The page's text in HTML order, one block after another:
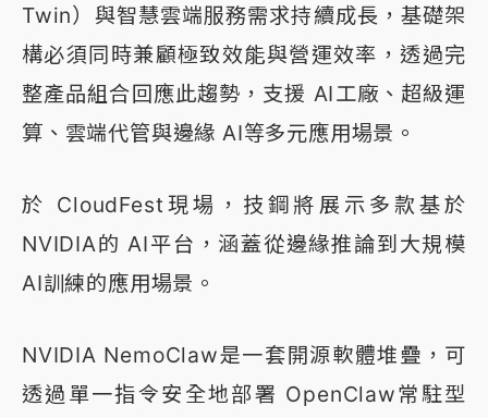
Twin）與智慧雲端服務需求持續成長，基礎架
構必須同時兼顧極致效能與營運效率，透過完
整產品組合回應此趨勢，支援 AI工廠、超級運
算、雲端代管與邊緣 AI等多元應用場景。
於 CloudFest現場，技鋼將展示多款基於
NVIDIA的 AI平台，涵蓋從邊緣推論到大規模
AI訓練的應用場景。
NVIDIA NemoClaw是一套開源軟體堆疊，可
透過單一指令安全地部署 OpenClaw常駐型